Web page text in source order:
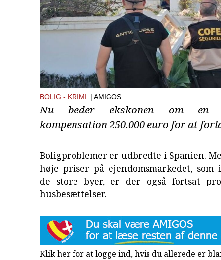
BOLIG KRIMI | AMIGOS
Nu beder ekskonen om en
kompensation 250.000 euro for at
Boligproblemer er udbredte i Spanien.
høje priser på ejendomsmarkedet,
de store byer, er der også fortsat
husbesættelser.
Klik her for at logge ind, hvis du allerede er